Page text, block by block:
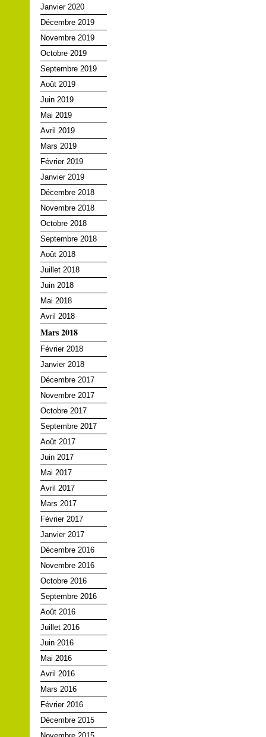
Janvier 2020
Décembre 2019
Novembre 2019
Octobre 2019
Septembre 2019
Août 2019
Juin 2019
Mai 2019
Avril 2019
Mars 2019
Février 2019
Janvier 2019
Décembre 2018
Novembre 2018
Octobre 2018
Septembre 2018
Août 2018
Juillet 2018
Juin 2018
Mai 2018
Avril 2018
Mars 2018
Février 2018
Janvier 2018
Décembre 2017
Novembre 2017
Octobre 2017
Septembre 2017
Août 2017
Juin 2017
Mai 2017
Avril 2017
Mars 2017
Février 2017
Janvier 2017
Décembre 2016
Novembre 2016
Octobre 2016
Septembre 2016
Août 2016
Juillet 2016
Juin 2016
Mai 2016
Avril 2016
Mars 2016
Février 2016
Décembre 2015